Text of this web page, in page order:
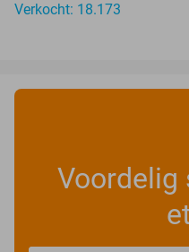
Verkocht: 18.173
Voordelig